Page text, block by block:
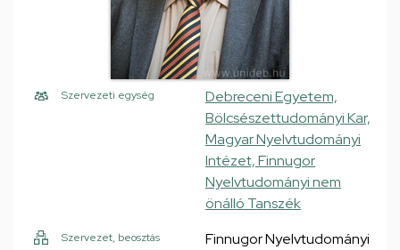
Szervezeti egység
Debreceni Egyetem,
Bölcsészettudományi Kar,
Magyar Nyelvtudományi
Intézet, Finnugor
Nyelvtudományi nem
önálló Tanszék
Szervezet, beosztás
Finnugor Nyelvtudományi